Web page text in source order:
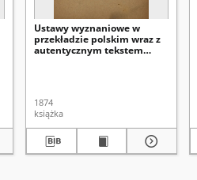
Ustawy wyznaniowe w
przekładzie polskim wraz z
autentycznym tekstem
1874
książka